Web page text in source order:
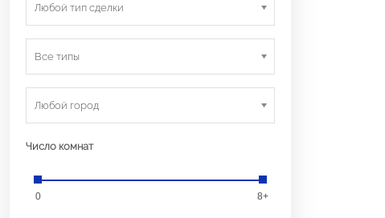
Любой тип сделки
Все типы
Любой город
Число комнат
0 8+